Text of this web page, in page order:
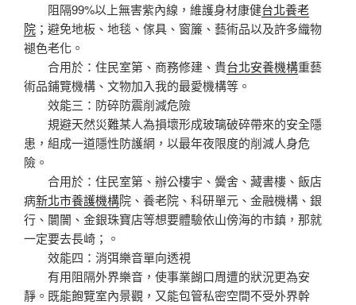
阻隔99%以上無害紫內線，維護身材康健台北養老
院 ；避免地板、地毯、傢具、窗簾、藝術品以及許多織物
褪色老化。
合用於：住民室第、商務修建、貴台北安養機構重藝
術品鋪覽機構、文物加入我的最愛機構等。
效能三：防碎防震削減危險
規避天然災難某人為損壞形成玻璃破碎帶來的安全隱
患，組成一道隱性防護網，以最年夜限度的削減人身危
險。
合用於：住民室第、辦公樓宇、黌舍、藏書樓、飯店
病新北市養護機構院、養老院、科研單元、金融機構、銀
行、闤闠、金銀珠寶店等想要體驗依山傍海的市鎮，那就
一定要去長崎；。
效能四：消弭樂音單向透視
有用阻隔外界樂音，使事業餬口周遭的狀況更為安
靜。既能飽覽室內景觀，又能包管私密空間不受外界幹